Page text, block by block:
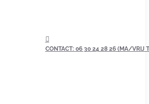
CONTACT: 06 30 24 28 26 (MA/VRIJ